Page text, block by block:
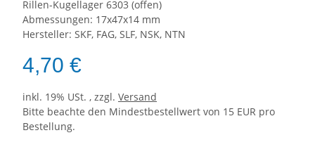
Rillen-Kugellager 6303 (offen)
Abmessungen: 17x47x14 mm
Hersteller: SKF, FAG, SLF, NSK, NTN
4,70 €
inkl. 19% USt. , zzgl. Versand
Bitte beachte den Mindestbestellwert von 15 EUR pro
Bestellung.